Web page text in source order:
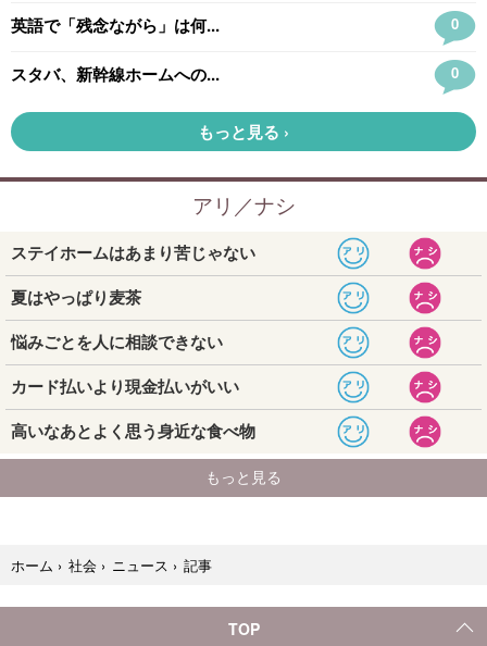
ホーム › 社会 › ニュース › 記事
TOP